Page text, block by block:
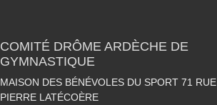
COMITÉ DRÔME ARDÈCHE DE
GYMNASTIQUE
MAISON DES BÉNÉVOLES DU SPORT 71 RUE
PIERRE LATÉCOÈRE